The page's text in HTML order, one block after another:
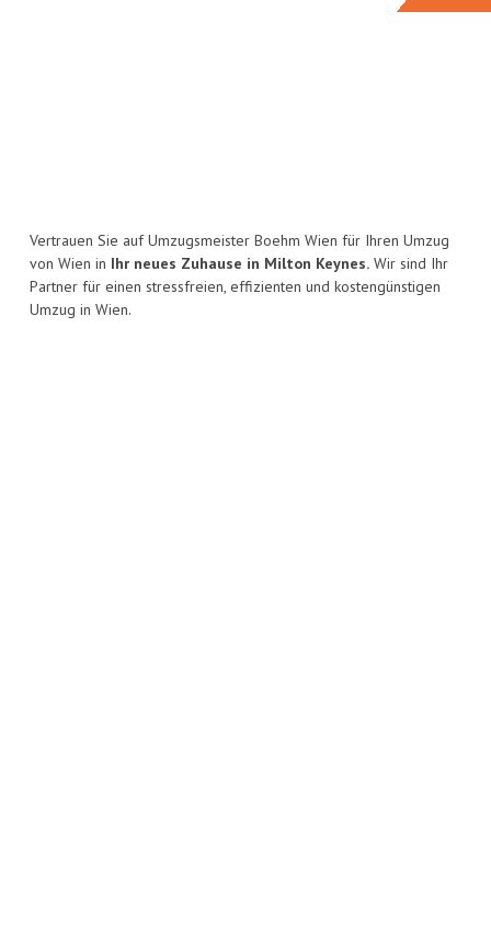
Vertrauen Sie auf Umzugsmeister Boehm Wien für Ihren Umzug
von Wien in Ihr neues Zuhause in Milton Keynes. Wir sind Ihr
Partner für einen stressfreien, effizienten und kostengünstigen
Umzug in Wien.